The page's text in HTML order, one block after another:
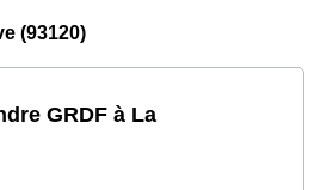
(93120)
GRDF à La